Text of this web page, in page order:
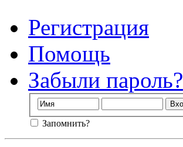
Регистрация
Помощь
Забыли пароль?
Запомнить?